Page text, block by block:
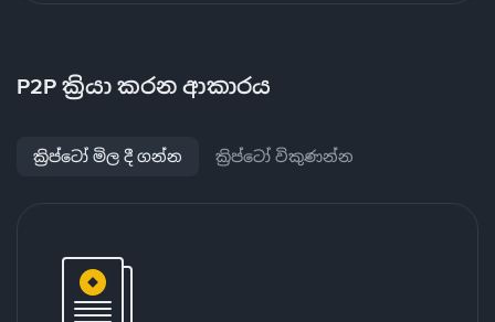
P2P ක්‍රියා කරන ආකාරය
ක්‍රිප්ටෝ මිල දී ගන්න ක්‍රිප්ටෝ විකුණන්න